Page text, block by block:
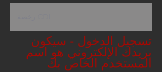
تسجيل الدخول - سيكون
بريدك الإلكتروني هو اسم
المستخدم الخاص بك